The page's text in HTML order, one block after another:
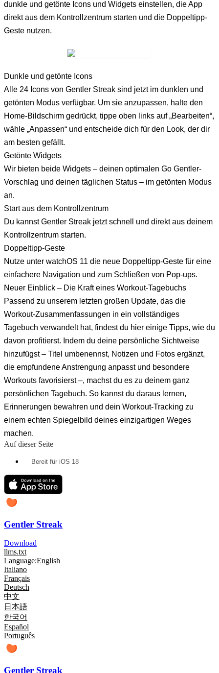
dunkle und getönte Icons und Widgets einstellen, die App
direkt aus dem Kontrollzentrum starten und die Doppeltipp-
Geste nutzen.
Dunkle und getönte Icons
Alle 24 Icons von Gentler Streak sind jetzt im dunklen und
getönten Modus verfügbar. Um sie anzupassen, halte den
Home-Bildschirm gedrückt, tippe oben links auf „Bearbeiten“,
wähle „Anpassen“ und entscheide dich für den Look, der dir
am besten gefällt.
Getönte Widgets
Wir bieten beide Widgets – deinen optimalen Go Gentler-
Vorschlag und deinen täglichen Status – im getönten Modus
an.
Start aus dem Kontrollzentrum
Du kannst Gentler Streak jetzt schnell und direkt aus deinem
Kontrollzentrum starten.
Doppeltipp-Geste
Nutze unter watchOS 11 die neue Doppeltipp-Geste für eine
einfachere Navigation und zum Schließen von Pop-ups.
Neuer Einblick – Die Kraft eines Workout-Tagebuchs
Passend zu unserem letzten großen Update, das die
Workout-Zusammenfassungen in ein vollständiges
Tagebuch verwandelt hat, findest du hier einige Tipps, wie du
davon profitierst. Indem du deine persönliche Sichtweise
hinzufügst – Titel umbenennst, Notizen und Fotos ergänzt,
die empfundene Anstrengung anpasst und besondere
Workouts favorisierst –, machst du es zu deinem ganz
persönlichen Tagebuch. So kannst du daraus lernen,
Erinnerungen bewahren und dein Workout-Tracking zu
einem echten Spiegelbild deines einzigartigen Weges
machen.
Auf dieser Seite
Bereit für iOS 18
Gentler Streak
Download
llms.txt
Language:English
Italiano
Français
Deutsch
中文
日本語
한국어
Español
Português
Gentler Streak